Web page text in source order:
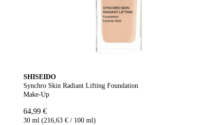
SHISEIDO
Synchro Skin Radiant Lifting Foundation
Make-Up
64,99 €
30 ml (216,63 € / 100 ml)